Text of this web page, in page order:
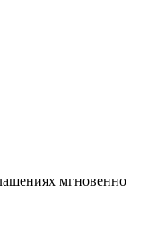
мгновенно